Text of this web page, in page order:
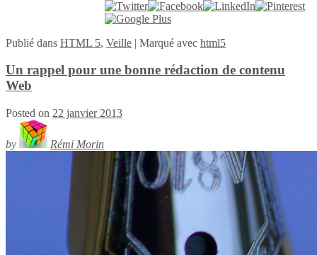
Publié dans HTML 5, Veille | Marqué avec html5
Un rappel pour une bonne rédaction de contenu
Web
Posted on 22 janvier 2013
by Rémi Morin